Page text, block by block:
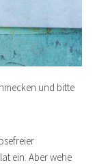
und bitte
ein. Aber wehe